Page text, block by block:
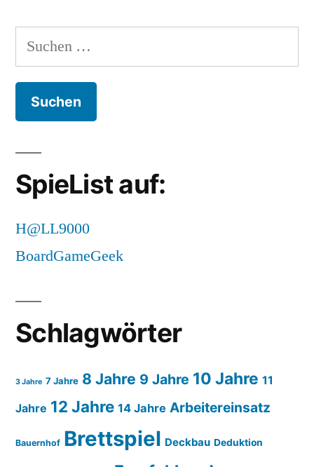
Suchen
nach:
SpieList auf:
H@LL9000
BoardGameGeek
Schlagwörter
3 Jahre 7 Jahre 8 Jahre 9 Jahre 10 Jahre 11
Jahre 12 Jahre 14 Jahre Arbeitereinsatz
Bauernhof Brettspiel Deckbau Deduktion